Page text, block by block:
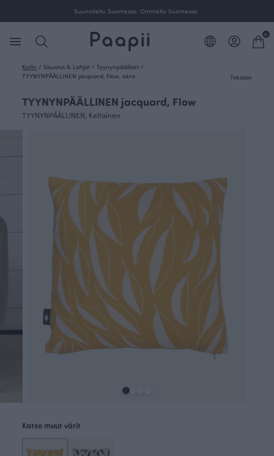
Suunniteltu Suomessa. Ommeltu Suomessa.
0
Kotiin / Sisustus & Lahjat / Tyynynpäälliset /
TYYNYNPÄÄLLINEN jacquard, Flow, okra
Takaisin
TYYNYNPÄÄLLINEN jacquard, Flow
TYYNYNPÄÄLLINEN, Keltainen
Katso muut värit